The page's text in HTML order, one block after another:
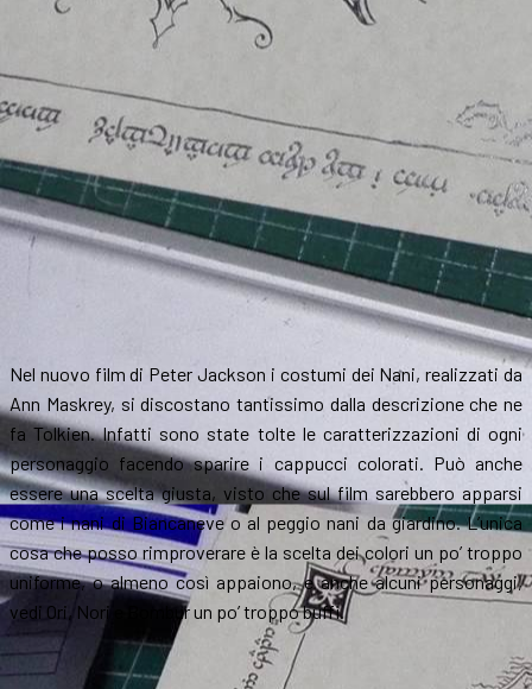
Nel nuovo film di Peter Jackson i costumi dei Nani, realizzati da
Ann Maskrey, si discostano tantissimo dalla descrizione che ne
fa Tolkien. Infatti sono state tolte le caratterizzazioni di ogni
personaggio facendo sparire i cappucci colorati. Può anche
essere una scelta giusta, visto che sul film sarebbero apparsi
come i nani di Biancaneve o al peggio nani da giardino. L’unica
cosa che posso rimproverare è la scelta dei colori un po’ troppo
uniforme, o almeno così appaiono, e anche alcuni personaggi,
vedi Ori, Nori e Bombur un po’ troppo buffi.